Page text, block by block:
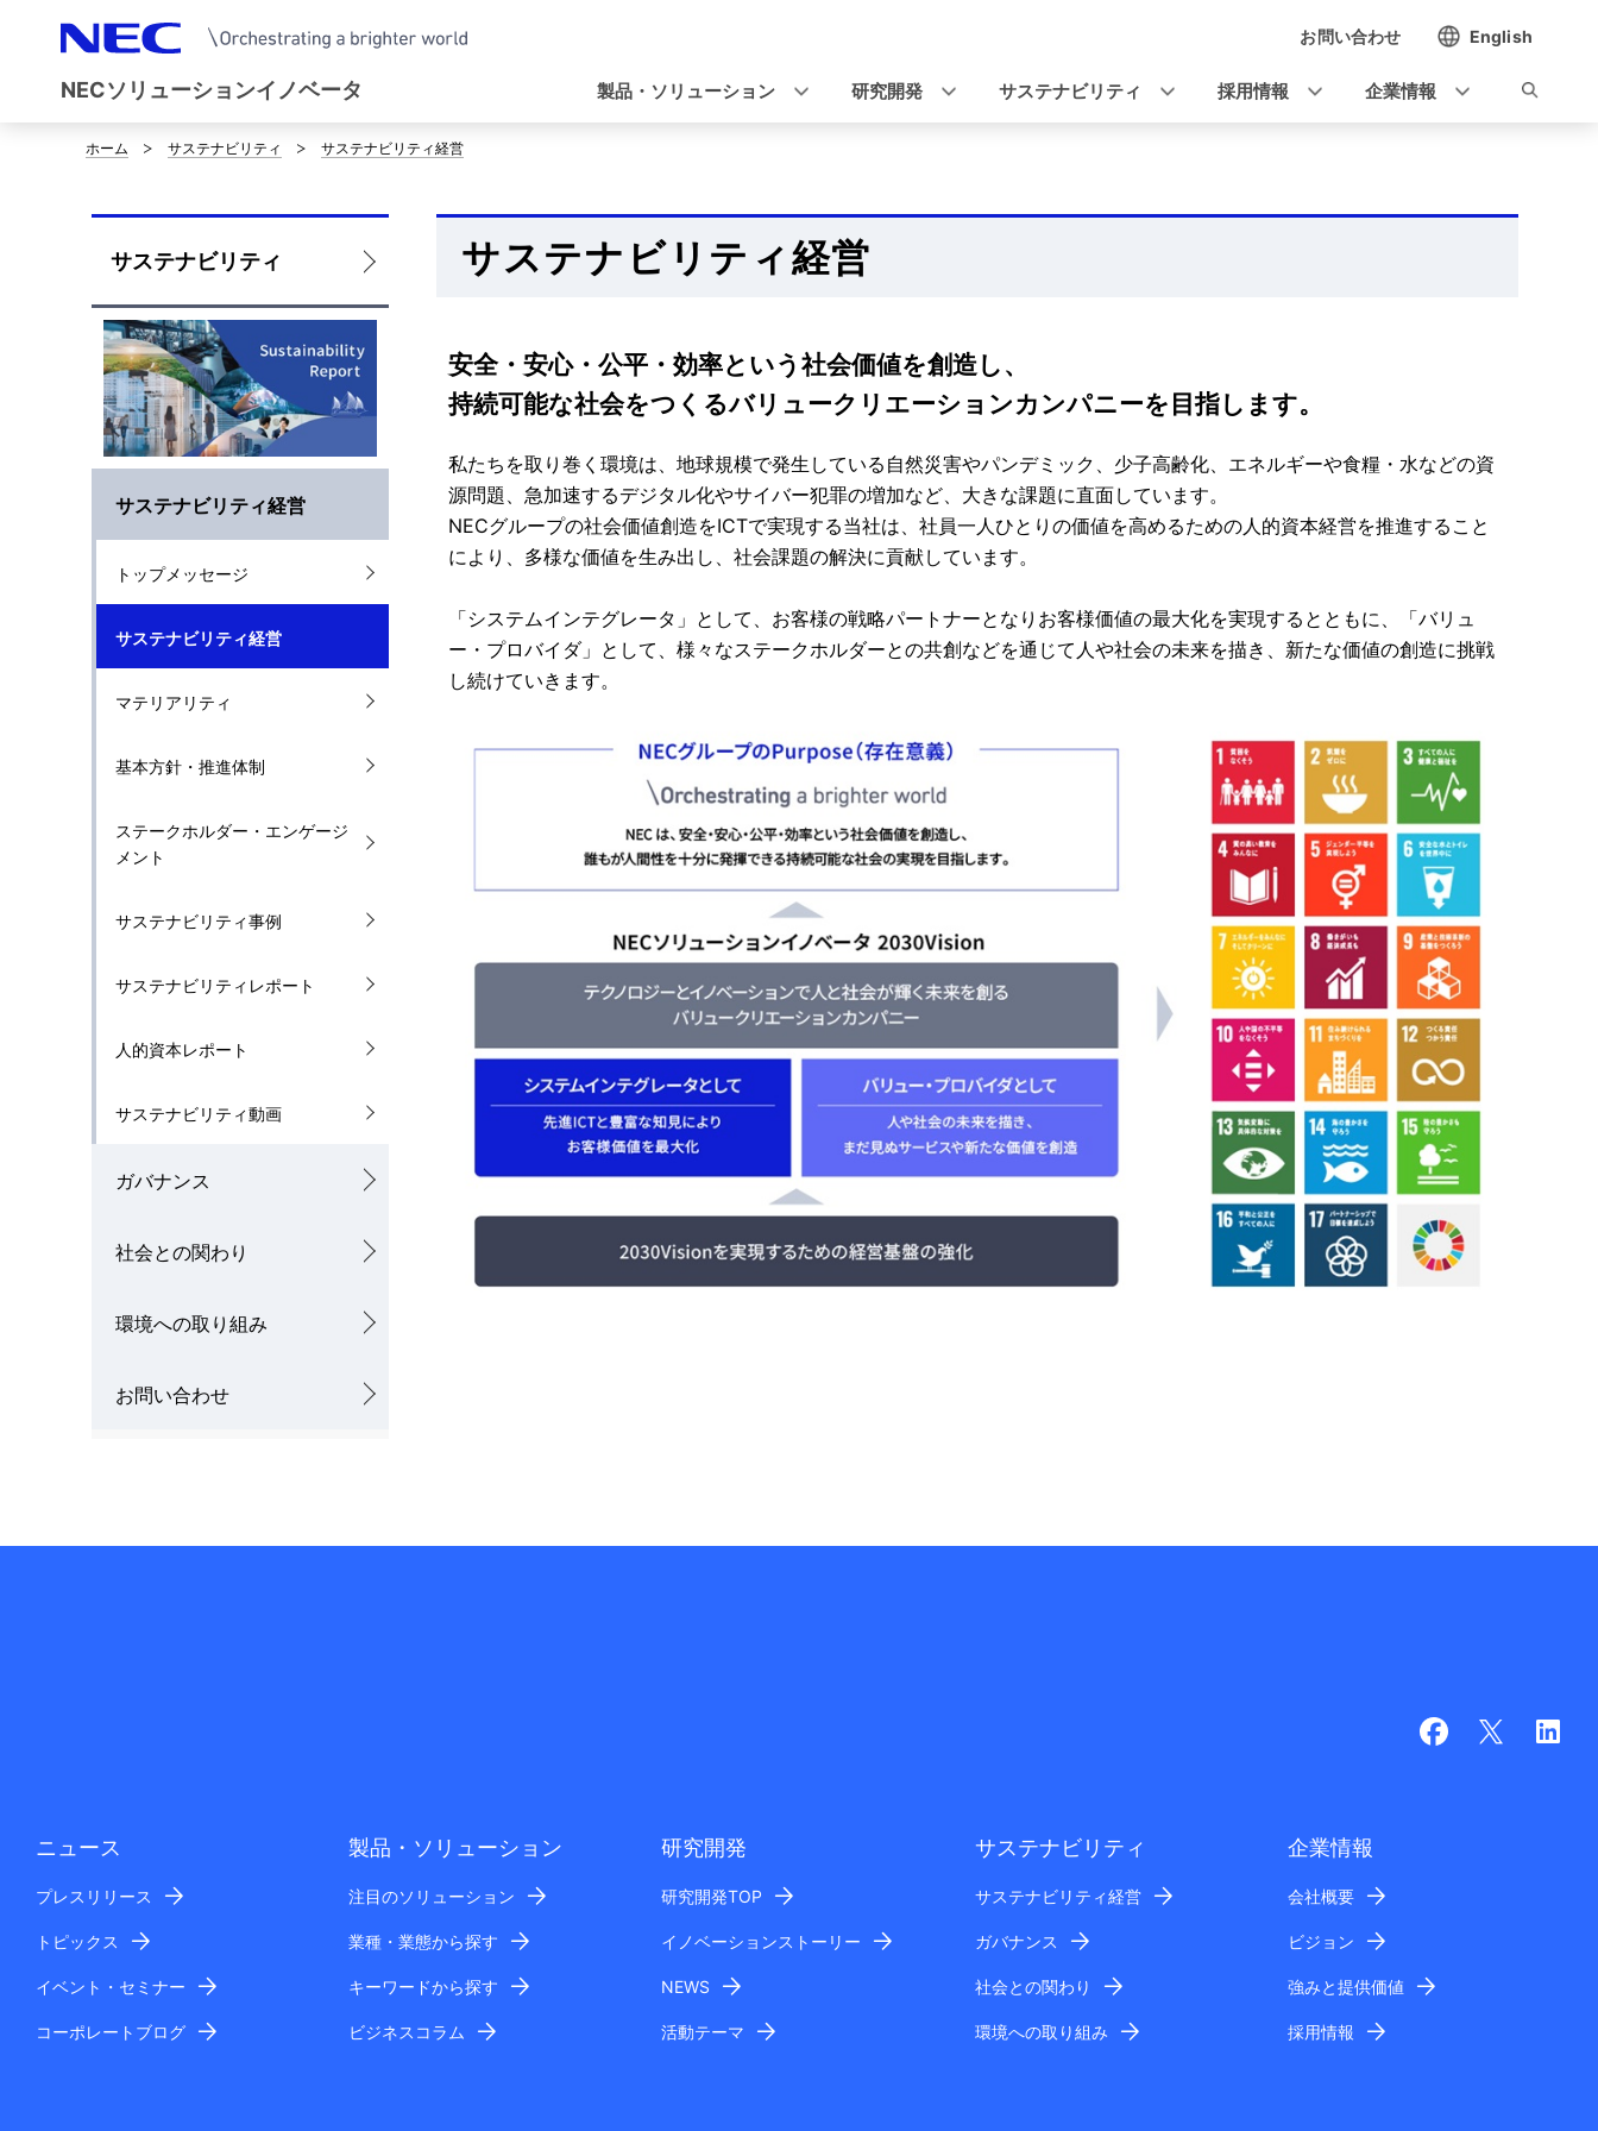
NECソリューションイノベータ
ビ
ゲ
シ
ョ
お問い合わせ English
製品・ソリューション 研究開発 サステナビリティ 採用情報 企業情報
サ
イ
ト
内
の
現
在
置
ホーム サステナビリティ サステナビリティ経営
ロ
ー
カ
ル
ナ
ビ
ゲ
シ
ョ
サステナビリティ
サステナビリティ経営
トップメッセージ
サステナビリティ経営
マテリアリティ
基本方針・推進体制
ステークホルダー・エンゲージ
メント
サステナビリティ事例
サステナビリティレポート
人的資本レポート
サステナビリティ動画
ガバナンス
社会との関わり
環境への取り組み
お問い合わせ
サステナビリティ経営
安全・安心・公平・効率という社会価値を創造し、
持続可能な社会をつくるバリュークリエーションカンパニーを目指します。
私たちを取り巻く環境は、地球規模で発生している自然災害やパンデミック、少子高齢化、エネルギーや食糧・水などの資
源問題、急加速するデジタル化やサイバー犯罪の増加など、大きな課題に直面しています。
NECグループの社会価値創造をICTで実現する当社は、社員一人ひとりの価値を高めるための人的資本経営を推進すること
により、多様な価値を生み出し、社会課題の解決に貢献しています。
「システムインテグレータ」として、お客様の戦略パートナーとなりお客様価値の最大化を実現するとともに、「バリュ
ー・プロバイダ」として、様々なステークホルダーとの共創などを通じて人や社会の未来を描き、新たな価値の創造に挑戦
し続けていきます。
ニュース
プレスリリース
トピックス
イベント・セミナー
コーポレートブログ
製品・ソリューション
注目のソリューション
業種・業態から探す
キーワードから探す
ビジネスコラム
研究開発
研究開発TOP
イノベーションストーリー
NEWS
活動テーマ
サステナビリティ
サステナビリティ経営
ガバナンス
社会との関わり
環境への取り組み
企業情報
会社概要
ビジョン
強みと提供価値
採用情報